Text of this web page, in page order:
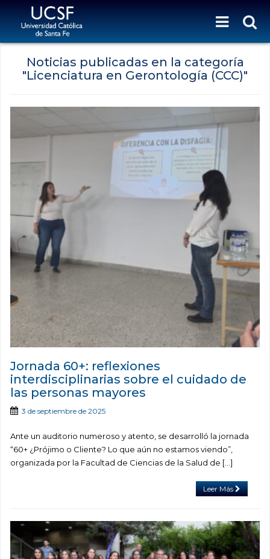
Noticias publicadas en la categoría
"Licenciatura en Gerontología (CCC)"
Jornada 60+: reflexiones
interdisciplinarias sobre el cuidado de
las personas mayores
3 de septiembre de 2025
Ante un auditorio numeroso y atento, se desarrolló la jornada
“60+ ¿Prójimo o Cliente? Lo que aún no estamos viendo”,
organizada por la Facultad de Ciencias de la Salud de […]
Leer Más